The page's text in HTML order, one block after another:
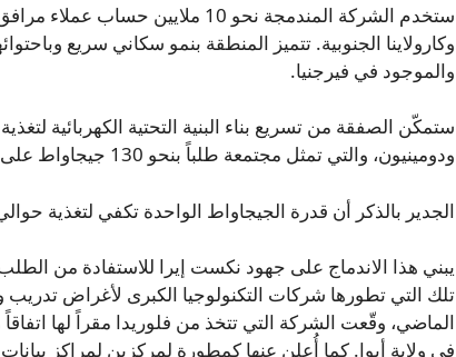
ستخدم الشركة المندمجة نحو 10
وكارولاينا الجنوبية. تتميز المنطقة بنمو سكاني سريع
والموجود في فيرجنيا.
ستمكّن الصفقة من تسريع بناء البنية التحتية الكهربائية
ودومينيون، والتي تمثل مجتمعة طلباً بنحو 130 جيجاواط على الكهرباء، وفقاً لما قاله التنفيذيون في الشركتين.
الجدير بالذكر أن قدرة الجيجاواط الواحدة تكفي لتغذية حوالي 750 ألف
يبني هذا الاندماج على جهود نكست إيرا للاستفادة من الطلب
تلك التي تطورها شركات التكنولوجيا الكبرى لأغراض تدريب
الماضي، وقّعت الشركة التي تتخذ من فلوريدا مقراً لها
في ولاية أيوا. كما أُعلن عنها كمطورة لمركزين لمراكز